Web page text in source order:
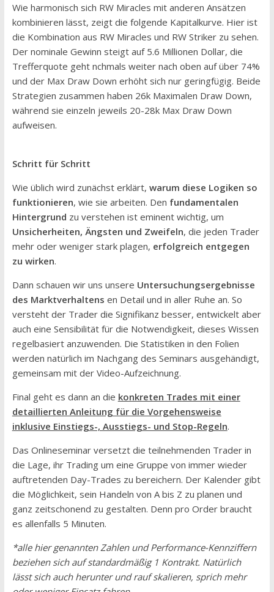
Wie harmonisch sich RW Miracles mit anderen Ansätzen
kombinieren lässt, zeigt die folgende Kapitalkurve. Hier ist
die Kombination aus RW Miracles und RW Striker zu sehen.
Der nominale Gewinn steigt auf 5.6 Millionen Dollar, die
Trefferquote geht nchmals weiter nach oben auf über 74%
und der Max Draw Down erhöht sich nur geringfügig. Beide
Strategien zusammen haben 26k Maximalen Draw Down,
während sie einzeln jeweils 20-28k Max Draw Down
aufweisen.
Schritt für Schritt
Wie üblich wird zunächst erklärt, warum diese Logiken so
funktionieren, wie sie arbeiten. Den fundamentalen
Hintergrund zu verstehen ist eminent wichtig, um
Unsicherheiten, Ängsten und Zweifeln, die jeden Trader
mehr oder weniger stark plagen, erfolgreich entgegen
zu wirken.
Dann schauen wir uns unsere Untersuchungsergebnisse
des Marktverhaltens en Detail und in aller Ruhe an. So
versteht der Trader die Signifikanz besser, entwickelt aber
auch eine Sensibilität für die Notwendigkeit, dieses Wissen
regelbasiert anzuwenden. Die Statistiken in den Folien
werden natürlich im Nachgang des Seminars ausgehändigt,
gemeinsam mit der Video-Aufzeichnung.
Final geht es dann an die konkreten Trades mit einer
detaillierten Anleitung für die Vorgehensweise
inklusive Einstiegs-, Ausstiegs- und Stop-Regeln.
Das Onlineseminar versetzt die teilnehmenden Trader in
die Lage, ihr Trading um eine Gruppe von immer wieder
auftretenden Day-Trades zu bereichern. Der Kalender gibt
die Möglichkeit, sein Handeln von A bis Z zu planen und
ganz zeitschonend zu gestalten. Denn pro Order braucht
es allenfalls 5 Minuten.
*alle hier genannten Zahlen und Performance-Kennziffern
beziehen sich auf standardmäßig 1 Kontrakt. Natürlich
lässt sich auch herunter und rauf skalieren, sprich mehr